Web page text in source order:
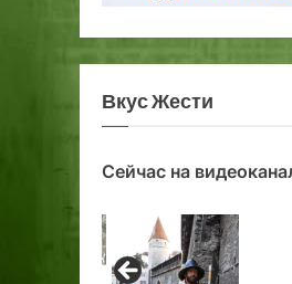
Вкус Жести
Сейчас на